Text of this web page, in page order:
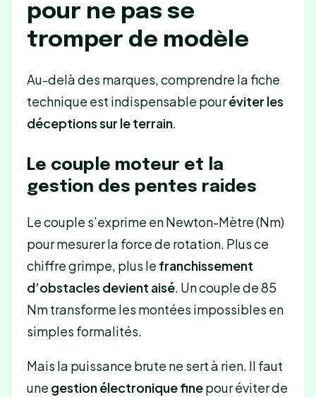
pour ne pas se
tromper de modèle
Au-delà des marques, comprendre la fiche
technique est indispensable pouréviter les
déceptions sur le terrain.
Le couple moteur et la
gestion des pentes raides
Le couple s’exprime en Newton-Mètre (Nm)
pour mesurer la force de rotation. Plus ce
chiffre grimpe, plus le franchissement
d’obstacles devient aisé. Un couple de 85
Nm transforme les montées impossibles en
simples formalités.
Mais la puissance brute ne sert à rien. Il faut
une gestion électronique finepour éviter de